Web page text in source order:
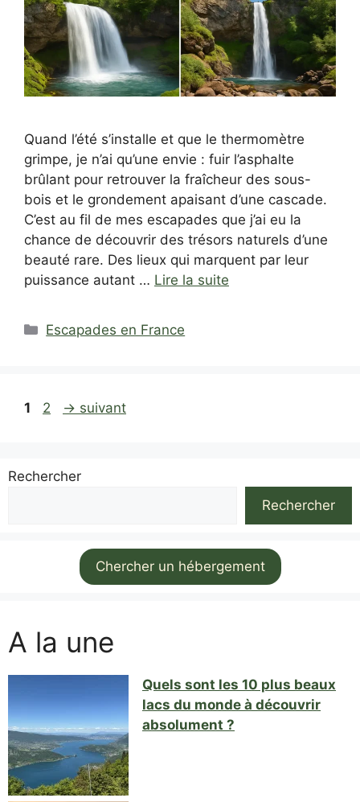
Quand l’été s’installe et que le thermomètre
grimpe, je n’ai qu’une envie : fuir l’asphalte
brûlant pour retrouver la fraîcheur des sous-
bois et le grondement apaisant d’une cascade.
C’est au fil de mes escapades que j’ai eu la
chance de découvrir des trésors naturels d’une
beauté rare. Des lieux qui marquent par leur
puissance autant … Lire la suite
Catégories
Escapades en France
Page
1 Page
2 → suivant
Rechercher
Rechercher
Chercher un hébergement
A la une
Quels sont les 10 plus beaux
lacs du monde à découvrir
absolument ?